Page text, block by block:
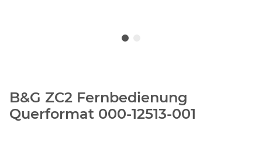
B&G ZC2 Fernbedienung
Querformat 000-12513-001